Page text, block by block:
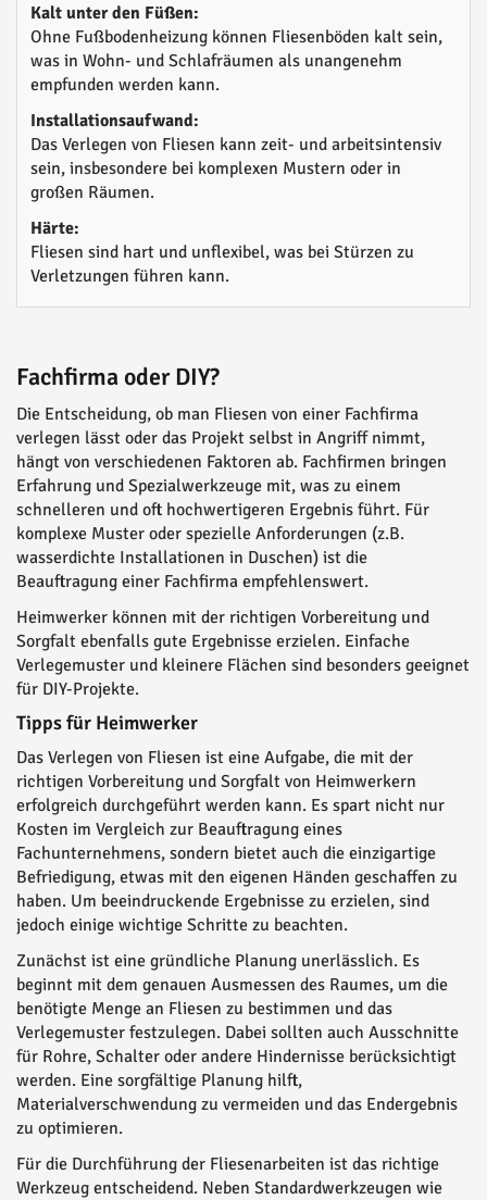
Kalt unter den Füßen:
Ohne Fußbodenheizung können Fliesenböden kalt sein,
was in Wohn- und Schlafräumen als unangenehm
empfunden werden kann.
Installationsaufwand:
Das Verlegen von Fliesen kann zeit- und arbeitsintensiv
sein, insbesondere bei komplexen Mustern oder in
großen Räumen.
Härte:
Fliesen sind hart und unflexibel, was bei Stürzen zu
Verletzungen führen kann.
Fachfirma oder DIY?
Die Entscheidung, ob man Fliesen von einer Fachfirma
verlegen lässt oder das Projekt selbst in Angriff nimmt,
hängt von verschiedenen Faktoren ab. Fachfirmen bringen
Erfahrung und Spezialwerkzeuge mit, was zu einem
schnelleren und oft hochwertigeren Ergebnis führt. Für
komplexe Muster oder spezielle Anforderungen (z.B.
wasserdichte Installationen in Duschen) ist die
Beauftragung einer Fachfirma empfehlenswert.
Heimwerker können mit der richtigen Vorbereitung und
Sorgfalt ebenfalls gute Ergebnisse erzielen. Einfache
Verlegemuster und kleinere Flächen sind besonders geeignet
für DIY-Projekte.
Tipps für Heimwerker
Das Verlegen von Fliesen ist eine Aufgabe, die mit der
richtigen Vorbereitung und Sorgfalt von Heimwerkern
erfolgreich durchgeführt werden kann. Es spart nicht nur
Kosten im Vergleich zur Beauftragung eines
Fachunternehmens, sondern bietet auch die einzigartige
Befriedigung, etwas mit den eigenen Händen geschaffen zu
haben. Um beeindruckende Ergebnisse zu erzielen, sind
jedoch einige wichtige Schritte zu beachten.
Zunächst ist eine gründliche Planung unerlässlich. Es
beginnt mit dem genauen Ausmessen des Raumes, um die
benötigte Menge an Fliesen zu bestimmen und das
Verlegemuster festzulegen. Dabei sollten auch Ausschnitte
für Rohre, Schalter oder andere Hindernisse berücksichtigt
werden. Eine sorgfältige Planung hilft,
Materialverschwendung zu vermeiden und das Endergebnis
zu optimieren.
Für die Durchführung der Fliesenarbeiten ist das richtige
Werkzeug entscheidend. Neben Standardwerkzeugen wie